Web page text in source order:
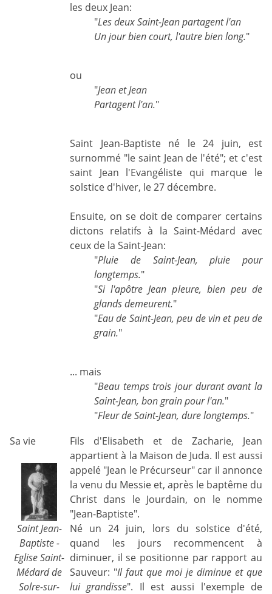
les deux Jean:
"Les deux Saint-Jean partagent l'an
Un jour bien court, l'autre bien long."
ou
"Jean et Jean
Partagent l'an."
Saint Jean-Baptiste né le 24 juin, est
surnommé "le saint Jean de l'été"; et c'est
saint Jean l'Evangéliste qui marque le
solstice d'hiver, le 27 décembre.
Ensuite, on se doit de comparer certains
dictons relatifs à la Saint-Médard avec
ceux de la Saint-Jean:
"Pluie de Saint-Jean, pluie pour
longtemps."
"Si l'apôtre Jean pleure, bien peu de
glands demeurent."
"Eau de Saint-Jean, peu de vin et peu de
grain."
... mais
"Beau temps trois jour durant avant la
Saint-Jean, bon grain pour l'an."
"Fleur de Saint-Jean, dure longtemps."
Sa vie
Saint Jean-
Baptiste -
Eglise Saint-
Médard de
Solre-sur-
Fils d'Elisabeth et de Zacharie, Jean
appartient à la Maison de Juda. Il est aussi
appelé "Jean le Précurseur" car il annonce
la venu du Messie et, après le baptême du
Christ dans le Jourdain, on le nomme
"Jean-Baptiste".
Né un 24 juin, lors du solstice d'été,
quand les jours recommencent à
diminuer, il se positionne par rapport au
Sauveur: "Il faut que moi je diminue et que
lui grandisse". Il est aussi l'exemple de